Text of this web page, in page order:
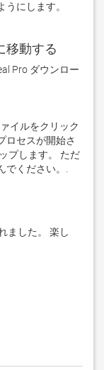
にします。
移動する
Pro ダウンロー
イルをクリック
ロセスが開始さ
プします。 ただ
でください。.
ました。 楽し